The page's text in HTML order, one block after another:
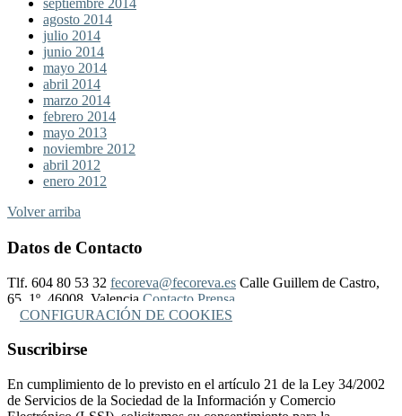
septiembre 2014
agosto 2014
julio 2014
junio 2014
mayo 2014
abril 2014
marzo 2014
febrero 2014
mayo 2013
noviembre 2012
abril 2012
enero 2012
Volver arriba
Datos de Contacto
Tlf. 604 80 53 32 fecoreva@fecoreva.es Calle Guillem de Castro,
65, 1º, 46008, Valencia Contacto Prensa
CONFIGURACIÓN DE COOKIES
Suscribirse
En cumplimiento de lo previsto en el artículo 21 de la Ley 34/2002
de Servicios de la Sociedad de la Información y Comercio